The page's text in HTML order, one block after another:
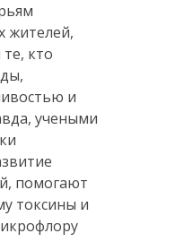
жителей,
кто
и
учеными
помогают
токсины и